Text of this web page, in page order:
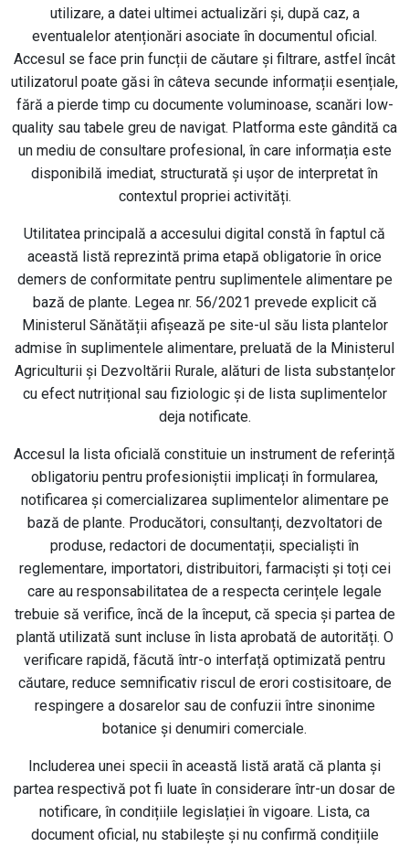
utilizare, a datei ultimei actualizări și, după caz, a
eventualelor atenționări asociate în documentul oficial.
Accesul se face prin funcții de căutare și filtrare, astfel încât
utilizatorul poate găsi în câteva secunde informații esențiale,
fără a pierde timp cu documente voluminoase, scanări low-
quality sau tabele greu de navigat. Platforma este gândită ca
un mediu de consultare profesional, în care informația este
disponibilă imediat, structurată și ușor de interpretat în
contextul propriei activități.
Utilitatea principală a accesului digital constă în faptul că
această listă reprezintă prima etapă obligatorie în orice
demers de conformitate pentru suplimentele alimentare pe
bază de plante. Legea nr. 56/2021 prevede explicit că
Ministerul Sănătății afișează pe site-ul său lista plantelor
admise în suplimentele alimentare, preluată de la Ministerul
Agriculturii și Dezvoltării Rurale, alături de lista substanțelor
cu efect nutrițional sau fiziologic și de lista suplimentelor
deja notificate.
Accesul la lista oficială constituie un instrument de referință
obligatoriu pentru profesioniștii implicați în formularea,
notificarea și comercializarea suplimentelor alimentare pe
bază de plante. Producători, consultanți, dezvoltatori de
produse, redactori de documentații, specialiști în
reglementare, importatori, distribuitori, farmaciști și toți cei
care au responsabilitatea de a respecta cerințele legale
trebuie să verifice, încă de la început, că specia și partea de
plantă utilizată sunt incluse în lista aprobată de autorități. O
verificare rapidă, făcută într-o interfață optimizată pentru
căutare, reduce semnificativ riscul de erori costisitoare, de
respingere a dosarelor sau de confuzii între sinonime
botanice și denumiri comerciale.
Includerea unei specii în această listă arată că planta și
partea respectivă pot fi luate în considerare într-un dosar de
notificare, în condițiile legislației în vigoare. Lista, ca
document oficial, nu stabilește și nu confirmă condițiile